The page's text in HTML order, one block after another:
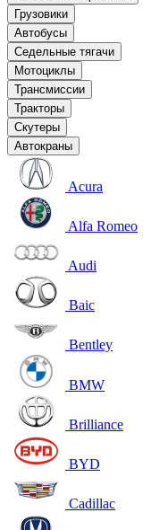
Грузовики
Автобусы
Седельные тягачи
Мотоциклы
Трансмиссии
Тракторы
Скутеры
Автокраны
Acura
Alfa Romeo
Audi
Baic
Bentley
BMW
Brilliance
BYD
Cadillac